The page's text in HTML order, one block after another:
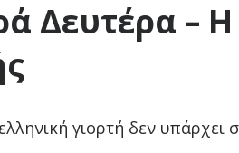
Δευτέρα –
γιορτή δεν υπάρχει